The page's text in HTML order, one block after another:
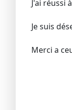
J'ai réussi
Je suis
Merci a